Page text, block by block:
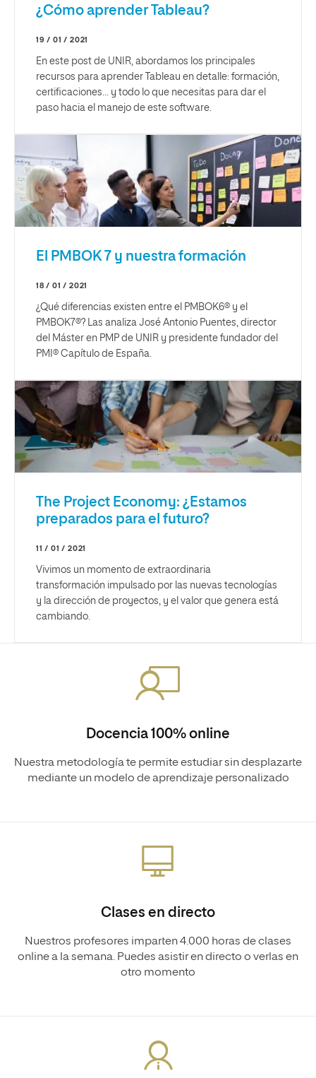
¿Cómo aprender Tableau?
19 / 01 / 2021
En este post de UNIR, abordamos los principales
recursos para aprender Tableau en detalle: formación,
certificaciones... y todo lo que necesitas para dar el
paso hacia el manejo de este software.
El PMBOK 7 y nuestra formación
18 / 01 / 2021
¿Qué diferencias existen entre el PMBOK6® y el
PMBOK7®? Las analiza José Antonio Puentes, director
del Máster en PMP de UNIR y presidente fundador del
PMI® Capítulo de España.
The Project Economy: ¿Estamos
preparados para el futuro?
11 / 01 / 2021
Vivimos un momento de extraordinaria
transformación impulsado por las nuevas tecnologías
y la dirección de proyectos, y el valor que genera está
cambiando.
Docencia 100% online
Nuestra metodología te permite estudiar sin desplazarte
mediante un modelo de aprendizaje personalizado
Clases en directo
Nuestros profesores imparten 4.000 horas de clases
online a la semana. Puedes asistir en directo o verlas en
otro momento